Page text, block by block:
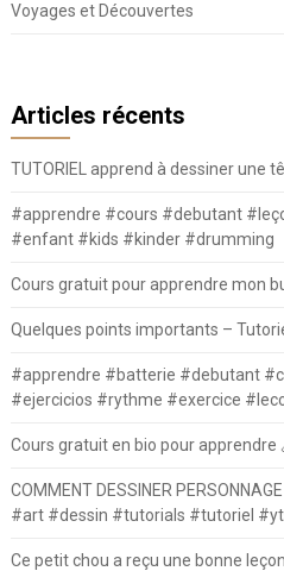
Voyages et Découvertes
Articles récents
TUTORIEL apprend à dessiner une
#apprendre #cours #debutant
#enfant #kids #kinder #drumming
Cours gratuit pour apprendre mon
Quelques points importants –
#apprendre #batterie #debutant
#ejercicios #rythme #exercice
Cours gratuit en bio pour apprendre
COMMENT DESSINER
#art #dessin #tutorials #tutoriel
Ce petit chou a reçu une bonne